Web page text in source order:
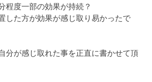
程度一部の効果が持続？
した方が効果が感じ取り易かったで
分が感じ取れた事を正直に書かせて頂